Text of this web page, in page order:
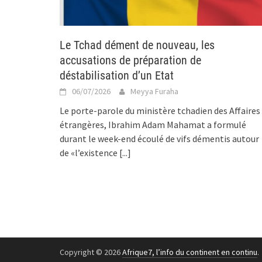
Le Tchad dément de nouveau, les
accusations de préparation de
déstabilisation d’un Etat
06/07/2026 Meyya Furaha
Le porte-parole du ministère tchadien des Affaires
étrangères, Ibrahim Adam Mahamat a formulé
durant le week-end écoulé de vifs démentis autour
de «l’existence [...]
Copyright © 2026Afrique7, l’info du continent en continu.